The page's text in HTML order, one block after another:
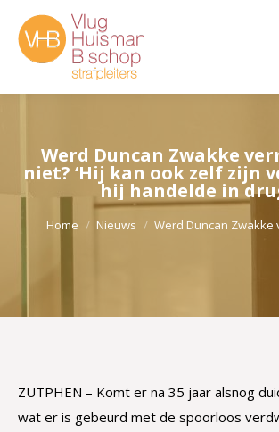
Werd Duncan Zwakke
niet? ‘Hij kan ook zelf zijn
hij handelde in
Je bent hier:
Home Nieuws Werd Duncan
ZUTPHEN – Komt er na 35 jaar alsnog
wat er is gebeurd met de spoorloos